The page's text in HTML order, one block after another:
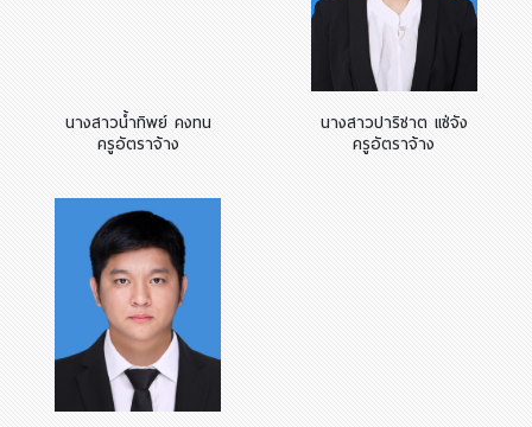
นางสาวน้ำทิพย์ คงทน
ครูอัตราจ้าง
นางสาวปาริชาต แซ่จัง
ครูอัตราจ้าง